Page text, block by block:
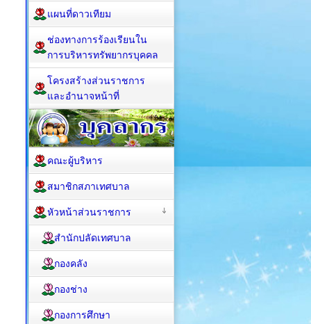
แผนที่ดาวเทียม
ช่องทางการร้องเรียนใน
การบริหารทรัพยากรบุคคล
โครงสร้างส่วนราชการ
และอำนาจหน้าที่
คณะผู้บริหาร
สมาชิกสภาเทศบาล
หัวหน้าส่วนราชการ
สำนักปลัดเทศบาล
กองคลัง
กองช่าง
กองการศึกษา